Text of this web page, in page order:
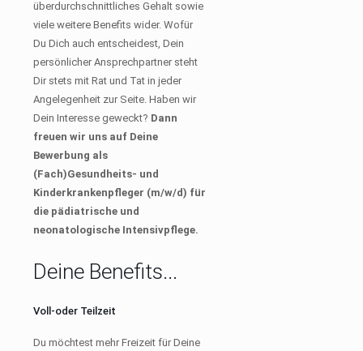
überdurchschnittliches Gehalt sowie
viele weitere Benefits wider. Wofür
Du Dich auch entscheidest, Dein
persönlicher Ansprechpartner steht
Dir stets mit Rat und Tat in jeder
Angelegenheit zur Seite. Haben wir
Dein Interesse geweckt? Dann
freuen wir uns auf Deine
Bewerbung als
(Fach)Gesundheits- und
Kinderkrankenpfleger (m/w/d) für
die pädiatrische und
neonatologische Intensivpflege.
Deine Benefits...
Voll-oder Teilzeit
Du möchtest mehr Freizeit für Deine